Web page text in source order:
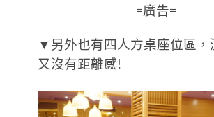
=廣告=
▼另外也有四人方桌座位區，
又沒有距離感!